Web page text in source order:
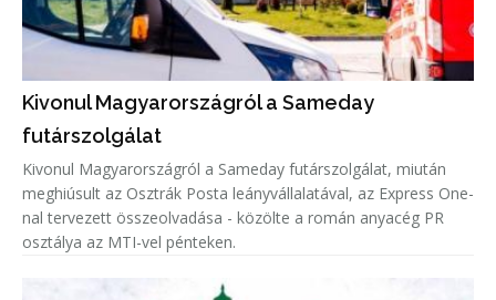
Kivonul Magyarországról a Sameday
futárszolgálat
Kivonul Magyarországról a Sameday futárszolgálat, miután
meghiúsult az Osztrák Posta leányvállalatával, az Express One-
nal tervezett összeolvadása - közölte a román anyacég PR
osztálya az MTI-vel pénteken.